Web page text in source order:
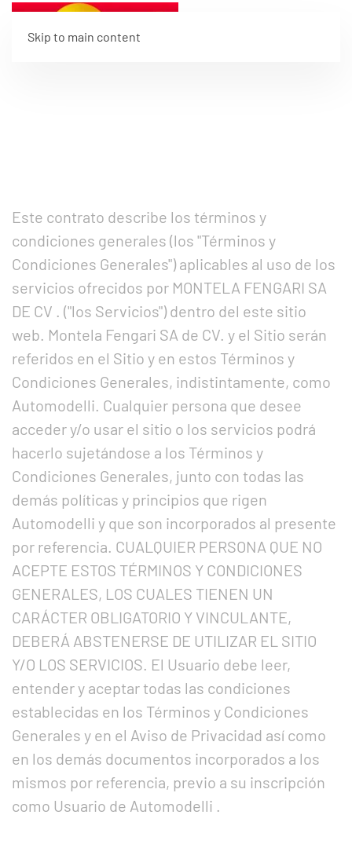
Skip to main content
Este contrato describe los términos y
condiciones generales (los "Términos y
Condiciones Generales") aplicables al uso de los
servicios ofrecidos por MONTELA FENGARI SA
DE CV . ("los Servicios") dentro del este sitio
web. Montela Fengari SA de CV. y el Sitio serán
referidos en el Sitio y en estos Términos y
Condiciones Generales, indistintamente, como
Automodelli. Cualquier persona que desee
acceder y/o usar el sitio o los servicios podrá
hacerlo sujetándose a los Términos y
Condiciones Generales, junto con todas las
demás políticas y principios que rigen
Automodelli y que son incorporados al presente
por referencia. CUALQUIER PERSONA QUE NO
ACEPTE ESTOS TÉRMINOS Y CONDICIONES
GENERALES, LOS CUALES TIENEN UN
CARÁCTER OBLIGATORIO Y VINCULANTE,
DEBERÁ ABSTENERSE DE UTILIZAR EL SITIO
Y/O LOS SERVICIOS. El Usuario debe leer,
entender y aceptar todas las condiciones
establecidas en los Términos y Condiciones
Generales y en el Aviso de Privacidad así como
en los demás documentos incorporados a los
mismos por referencia, previo a su inscripción
como Usuario de Automodelli .